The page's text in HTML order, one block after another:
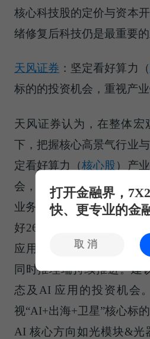
核心科技股的定价与资本
绪修复后科技仍是最重要的
天风证券 ：坚定看好算力（
标的的投资机会，重视产
天风证券认为，在整体宏
下，把握核心高景气行业
定看好算力（核心股）
产
会，AI带动算力供应链核
业务增长，重视产业链核
好26年国内AI 基础设施
应用有望持续开花结果。
同时推理端持续推进。建
态及AI 应用的投资机会
视“AI+出海+卫星”核心标
AI 核心方向如光模块&光
打开金融界，
快、更专业的金
取消